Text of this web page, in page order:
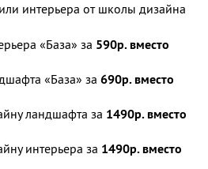
интерьера от школы дизайна
«База» за 590р. вместо
«База» за 690р. вместо
ландшафта за 1490р. вместо
интерьера за 1490р. вместо